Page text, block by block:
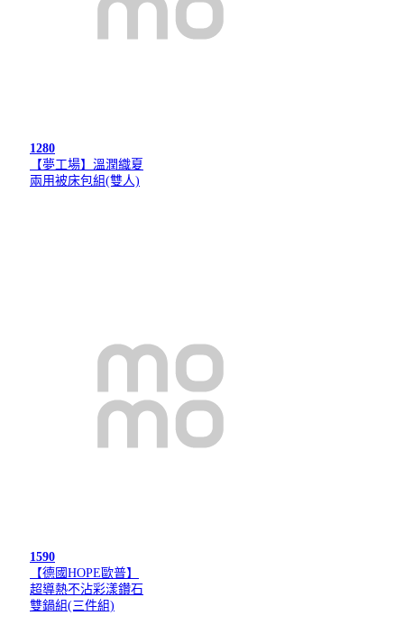
1280
【夢工場】溫潤織夏
兩用被床包組(雙人)
1590
【德國HOPE歐普】
超導熱不沾彩漾鑽石
雙鍋組(三件組)